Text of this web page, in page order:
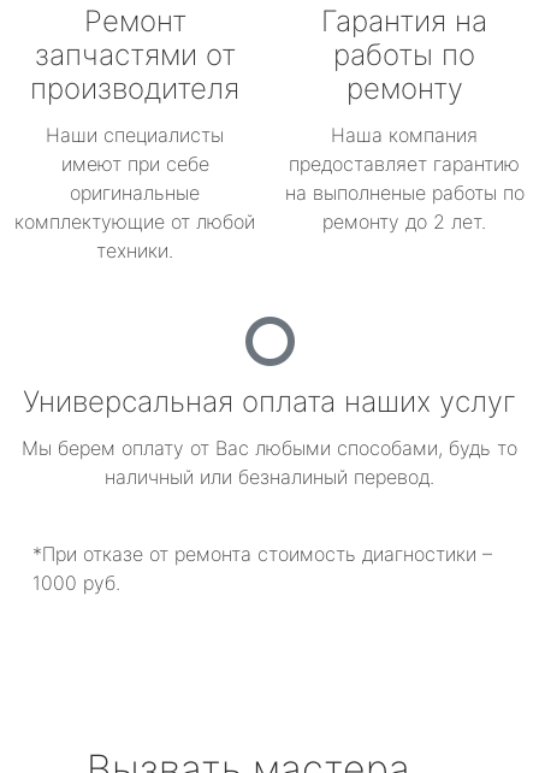
Ремонт
запчастями от
производителя
Наши специалисты
имеют при себе
оригинальные
комплектующие от любой
техники.
Гарантия на
работы по
ремонту
Наша компания
предоставляет гарантию
на выполненые работы по
ремонту до 2 лет.
Универсальная оплата наших услуг
Мы берем оплату от Вас любыми способами, будь то
наличный или безналиный перевод.
*При отказе от ремонта стоимость диагностики –
1000 руб.